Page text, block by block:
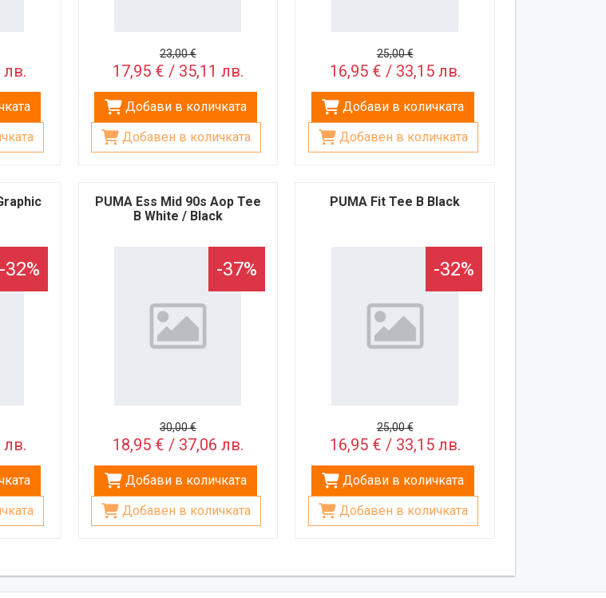
лв.
23,00 €
17,95 € / 35,11 лв.
Добави в количката
Добавен в количката
25,00 €
16,95 € / 33,15 лв.
Добави в количката
Добавен в количката
-32%
лв.
PUMA Ess Mid 90s Aop Tee
B White / Black
-37%
30,00 €
18,95 € / 37,06 лв.
Добави в количката
Добавен в количката
PUMA Fit Tee B Black
-32%
25,00 €
16,95 € / 33,15 лв.
Добави в количката
Добавен в количката